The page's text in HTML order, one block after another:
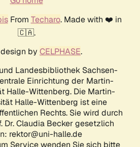
From Techaro. Made with ❤️ in
🇨🇦.
by CELPHASE.
Landesbibliothek Sachsen-
Einrichtung der Martin-
Halle-Wittenberg. Die Martin-
Halle-Wittenberg ist eine
Rechts. Sie wird durch
Dr. Claudia Becker gesetzlich
rektor@uni-halle.de
Service wenden Sie sich bitte